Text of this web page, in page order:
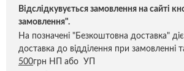
Відслідкувується замовлення на сайті
замовлення".
На позначені "Безкоштовна доставка"
доставка до відділення при замовленні
500грн НП або УП